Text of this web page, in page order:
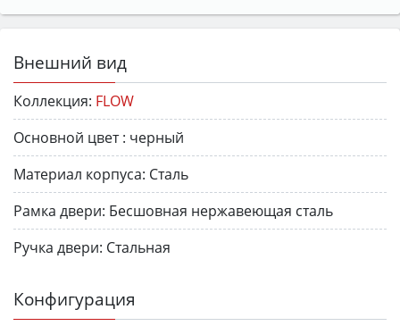
Внешний вид
Коллекция: FLOW
Основной цвет : черный
Материал корпуса: Сталь
Рамка двери: Бесшовная нержавеющая сталь
Ручка двери: Стальная
Конфигурация